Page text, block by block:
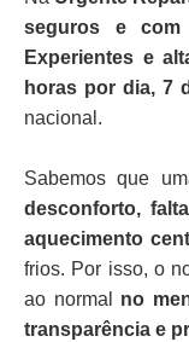
seguros e com
Experientes e
horas por dia, 7
nacional.
Sabemos que
desconforto,
aquecimento
frios. Por isso, o
ao normal no
transparência e